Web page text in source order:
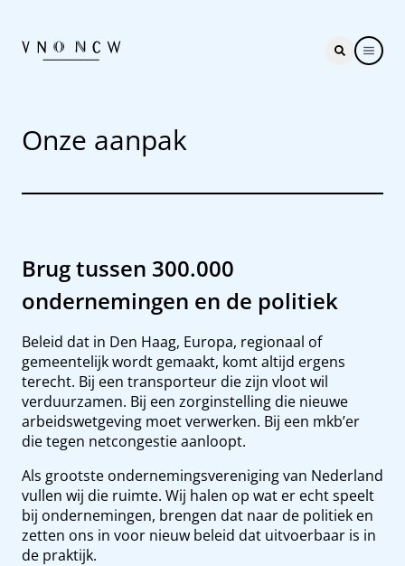
Onze aanpak
Brug tussen 300.000
ondernemingen en de politiek
Beleid dat in Den Haag, Europa, regionaal of
gemeentelijk wordt gemaakt, komt altijd ergens
terecht. Bij een transporteur die zijn vloot wil
verduurzamen. Bij een zorginstelling die nieuwe
arbeidswetgeving moet verwerken. Bij een mkb’er
die tegen netcongestie aanloopt.
Als grootste ondernemingsvereniging van Nederland
vullen wij die ruimte. Wij halen op wat er echt speelt
bij ondernemingen, brengen dat naar de politiek en
zetten ons in voor nieuw beleid dat uitvoerbaar is in
de praktijk.